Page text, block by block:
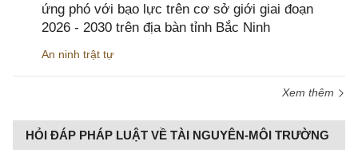
ứng phó với bạo lực trên cơ sở giới giai đoạn
2026 - 2030 trên địa bàn tỉnh Bắc Ninh
An ninh trật tự
Xem thêm
HỎI ĐÁP PHÁP LUẬT VỀ TÀI NGUYÊN-MÔI TRƯỜNG